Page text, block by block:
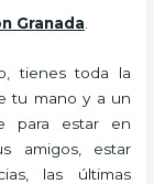
Granada
tienes toda la
tu mano y a un
para estar en
amigos, estar
las últimas